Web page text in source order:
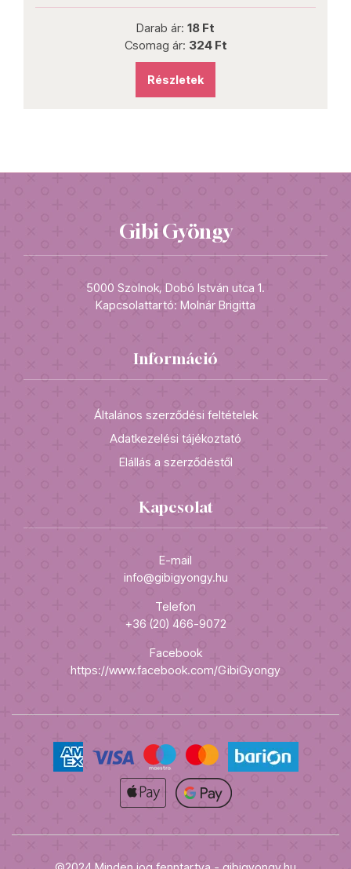
Gibi Gyöngy
5000 Szolnok, Dobó István utca 1.
Kapcsolattartó: Molnár Brigitta
Információ
Általános szerződési feltételek
Adatkezelési tájékoztató
Elállás a szerződéstől
Kapcsolat
E-mail
info@gibigyongy.hu
Telefon
+36 (20) 466-9072
Facebook
https://www.facebook.com/GibiGyongy